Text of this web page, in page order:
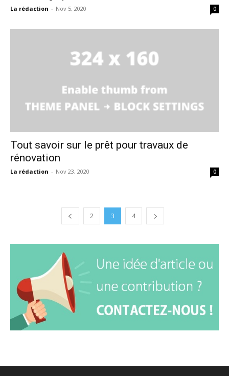
La rédaction - Nov 5, 2020 0
Tout savoir sur le prêt pour travaux de
rénovation
La rédaction - Nov 23, 2020 0
2 3 4